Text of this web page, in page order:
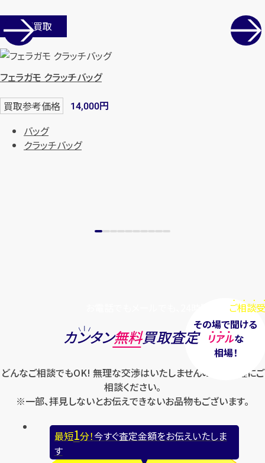
店舗買取
フェラガモ クラッチバッグ
買取参考価格 14,000円
バッグ
クラッチバッグ
ご相談
その場で聞ける
リアルな
相場！
カンタン無料買取査定
どんなご相談でもOK! 無理な交渉はいたしませんのでお気軽にご
相談ください。
※一部、拝見しないとお伝えできないお品物もございます。
最短1分！今すぐ査定金額をお伝えいたしま
す